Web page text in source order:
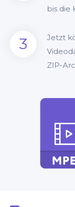
bis die
3
Jetzt
ZIP-